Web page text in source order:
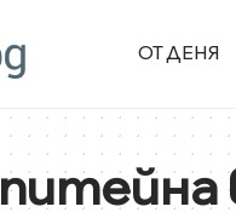
ОТ ДЕНЯ
питейна